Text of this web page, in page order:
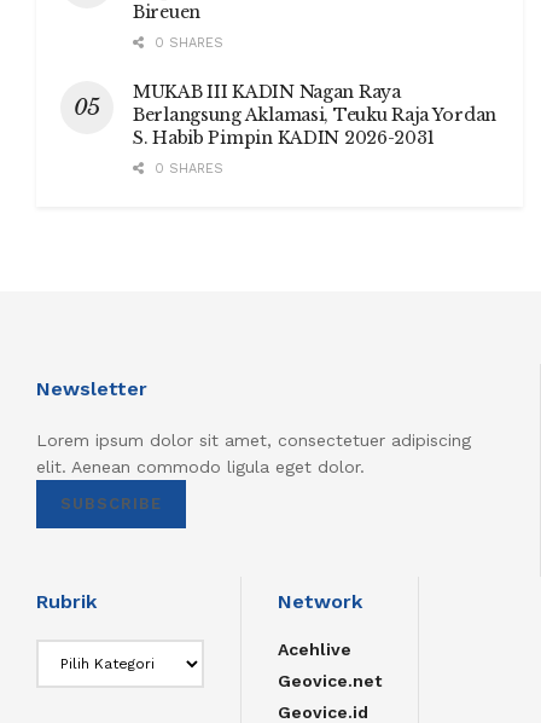
Bireuen
0 SHARES
MUKAB III KADIN Nagan Raya
Berlangsung Aklamasi, Teuku Raja Yordan
S. Habib Pimpin KADIN 2026-2031
0 SHARES
Newsletter
Lorem ipsum dolor sit amet, consectetuer adipiscing
elit. Aenean commodo ligula eget dolor.
SUBSCRIBE
Rubrik Network
Acehlive
Geovice.net
Geovice.id